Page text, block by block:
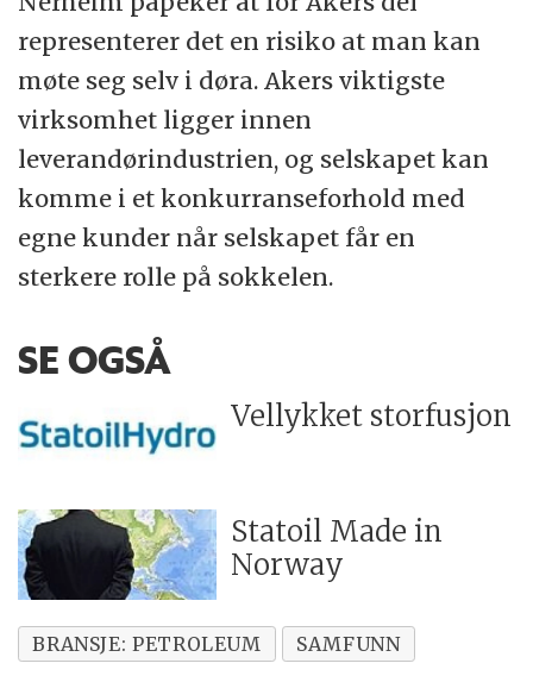
representerer det en risiko at man kan
møte seg selv i døra. Akers viktigste
virksomhet ligger innen
leverandørindustrien, og selskapet kan
komme i et konkurranseforhold med
egne kunder når selskapet får en
sterkere rolle på sokkelen.
SE OGSÅ
Vellykket storfusjon
Statoil Made in
Norway
BRANSJE: PETROLEUM SAMFUNN